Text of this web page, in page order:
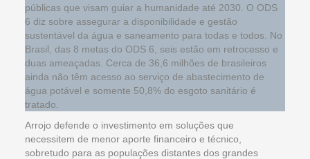
públicas que visam guiar a humanidade até 2030. O ODS
6 diz sobre assegurar a disponibilidade e gestão
sustentável da água e saneamento para todas e todos. No
Brasil, das 8 metas do ODS 6, seis estão em retrocesso e
duas ameaçadas. Cerca de 36,6 milhões de brasileiros
ainda não têm acesso ao serviço de abastecimento de
água potável e somente 50,8% do esgoto sanitário é
tratado.
Arrojo defende o investimento em soluções que
necessitem de menor aporte financeiro e técnico,
sobretudo para as populações distantes dos grandes